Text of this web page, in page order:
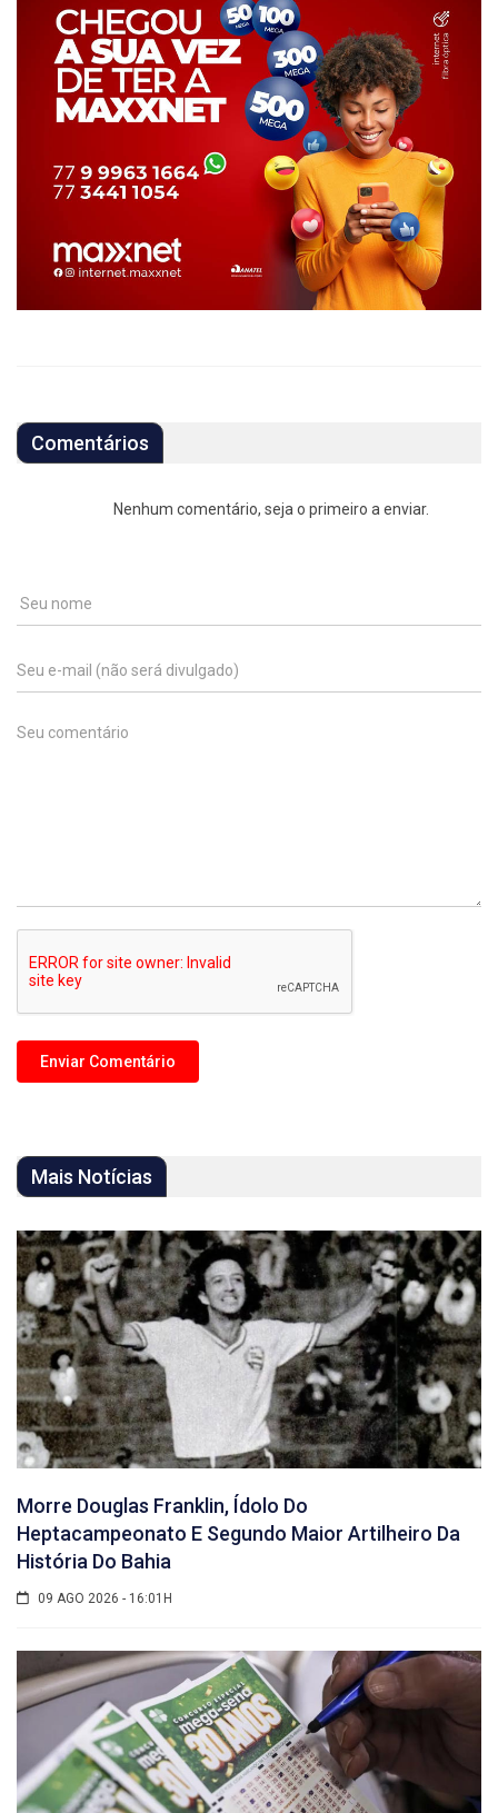
Comentários
Nenhum comentário, seja o primeiro a enviar.
Mais Notícias
Morre Douglas Franklin, Ídolo Do
Heptacampeonato E Segundo Maior Artilheiro Da
História Do Bahia
09 AGO 2026 - 16:01H